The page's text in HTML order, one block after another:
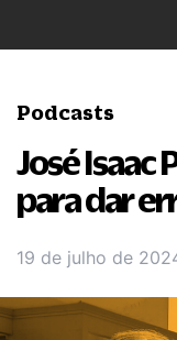
Podcasts
José Isaac
para dar
19 de julho de